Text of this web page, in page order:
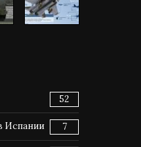
52
Испании 7